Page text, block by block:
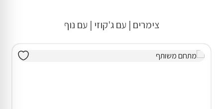
צימרים | עם ג'קוזי | עם נוף